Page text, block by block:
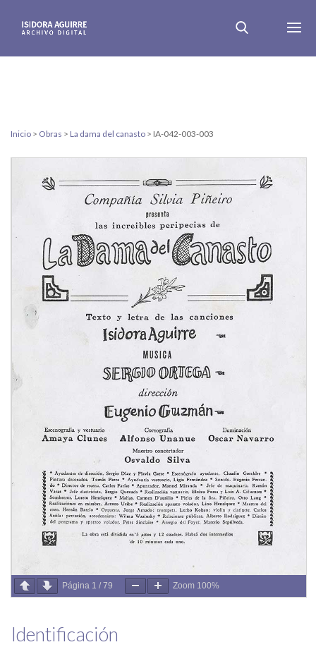
Inicio > Obras > La dama del canasto > IA-042-003-003
Página 1 / 79 Zoom 100%
Identificación